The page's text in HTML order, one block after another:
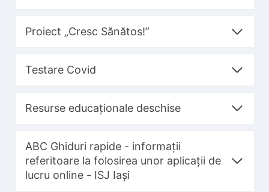
Proiect „Cresc Sănătos!”
Testare Covid
Resurse educaționale deschise
ABC Ghiduri rapide - informații
referitoare la folosirea unor aplicații de
lucru online - ISJ Iași